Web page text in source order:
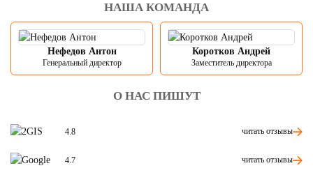
НАША КОМАНДА
Нефедов Антон
Генеральный директор
Коротков Андрей
Заместитель директора
О НАС ПИШУТ
4.8 читать отзывы
4.7 читать отзывы